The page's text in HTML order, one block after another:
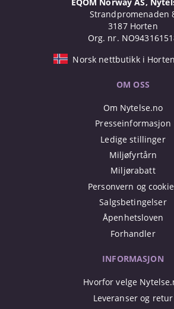
EQOM Norway AS,
Strandpromenaden
3187 Horten
Org. nr.
Norsk nettbutikk i
OM OSS
Om Nytelse.no
Presseinformasjon
Ledige stillinger
Miljøfyrtårn
Miljørabatt
Personvern og
Salgsbetingelser
Åpenhetsloven
Forhandler
INFORMASJON
Hvorfor velge
Leveranser og retur